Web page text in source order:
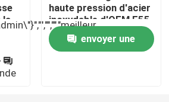
la
haute pression d'acier
inoxydable d'OEM F55
F91
envoyer une